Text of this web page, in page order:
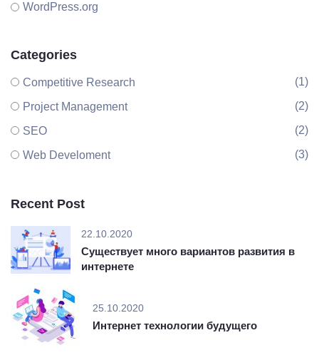
WordPress.org
Categories
Competitive Research (1)
Project Management (2)
SEO (2)
Web Develoment (3)
Recent Post
22.10.2020
Существует много вариантов развития в
интернете
25.10.2020
Интернет технологии будущего